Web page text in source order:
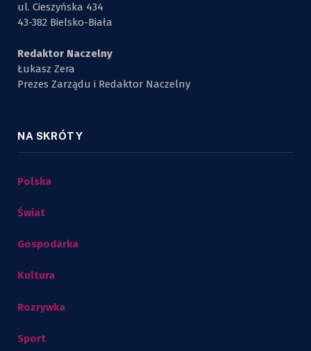
ul. Cieszyńska 434
43-382 Bielsko-Biała
Redaktor Naczelny
Łukasz Zera
Prezes Zarządu i Redaktor Naczelny
NA SKRÓTY
Polska
Świat
Gospodarka
Kultura
Rozrywka
Sport